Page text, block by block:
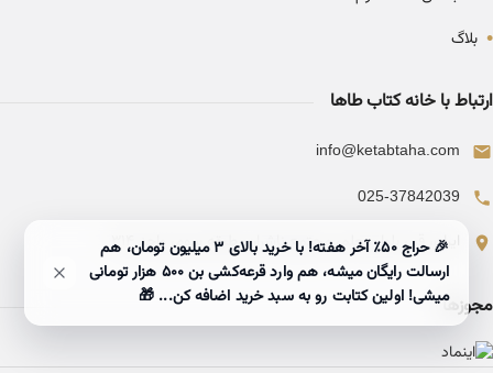
• بلاگ
ارتباط با خانه کتاب طاها
info@ketabtaha.com
025-37842039
ایران، قم، بلوار معلم، مجتمع ناشران، طبقه سوم، واحد ۳۱۴
مجوزها
🎉 حراج ۵۰٪ آخر هفته! با خرید بالای 3 میلیون تومان، هم
ارسالت رایگان میشه، هم وارد قرعه‌کشی بن ۵۰۰ هزار تومانی
میشی! اولین کتابت رو به سبد خرید اضافه کن... 🎁